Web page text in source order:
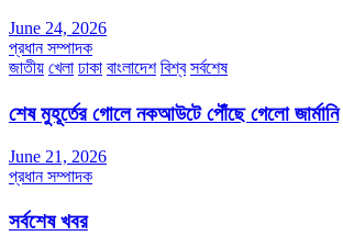
June 24, 2026
প্রধান সম্পাদক
জাতীয় খেলা ঢাকা বাংলাদেশ বিশ্ব সর্বশেষ
শেষ মুহূর্তের গোলে নকআউটে পৌঁছে গেলো জার্মানি
June 21, 2026
প্রধান সম্পাদক
সর্বশেষ খবর